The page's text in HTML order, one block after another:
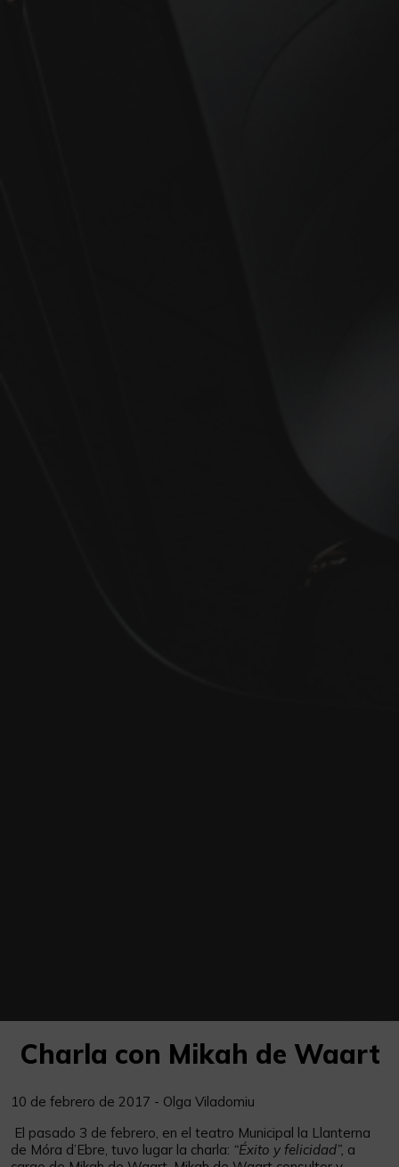
Charla con Mikah de Waart
10 de febrero de 2017 - Olga Viladomiu
El pasado 3 de febrero, en el teatro Municipal la Llanterna
de Móra d’Ebre, tuvo lugar la charla: “Éxito y felicidad”, a